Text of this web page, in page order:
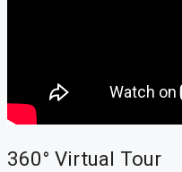
360° Virtual Tour